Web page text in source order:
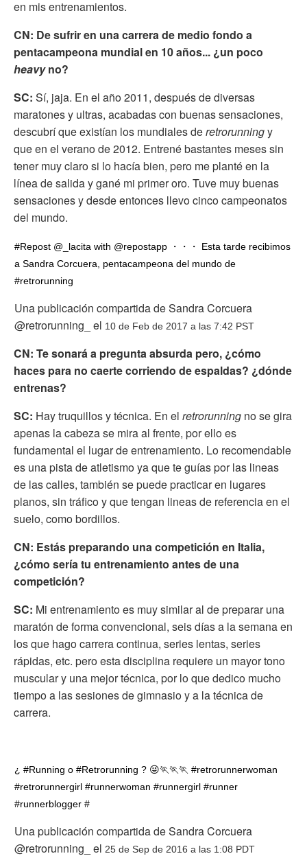
en mis entrenamientos.
CN: De sufrir en una carrera de medio fondo a
pentacampeona mundial en 10 años... ¿un poco
heavyno?
SC: Sí, jaja. En el año 2011, después de diversas
maratones y ultras, acabadas con buenas sensaciones,
descubrí que existían los mundiales deretrorunningy
que en el verano de 2012. Entrené bastantes meses sin
tener muy claro si lo hacía bien, pero me planté en la
línea de salida y gané mi primer oro. Tuve muy buenas
sensaciones y desde entonces llevo cinco campeonatos
del mundo.
#Repost @_lacita with @repostapp ・・・ Esta tarde recibimos
a Sandra Corcuera, pentacampeona del mundo de
#retrorunning
Una publicación compartida de Sandra Corcuera
@retrorunning_ el 10 de Feb de 2017 a las 7:42 PST
CN: Te sonará a pregunta absurda pero, ¿cómo
haces para no caerte corriendo de espaldas? ¿dónde
entrenas?
SC: Hay truquillos y técnica. En el retrorunning no se gira
apenas la cabeza se mira al frente, por ello es
fundamental el lugar de entrenamiento. Lo recomendable
es una pista de atletismo ya que te guías por las lineas
de las calles, también se puede practicar en lugares
planos, sin tráfico y que tengan lineas de referencia en el
suelo, como bordillos.
CN: Estás preparando una competición en Italia,
¿cómo sería tu entrenamiento antes de una
competición?
SC: Mi entrenamiento es muy similar al de preparar una
maratón de forma convencional, seis días a la semana en
los que hago carrera continua, series lentas, series
rápidas, etc. pero esta disciplina requiere un mayor tono
muscular y una mejor técnica, por lo que dedico mucho
tiempo a las sesiones de gimnasio y a la técnica de
carrera.
¿ #Running o #Retrorunning ? 😜🏃🏃🏃 #retrorunnerwoman
#retrorunnergirl #runnerwoman #runnergirl #runner
#runnerblogger #
Una publicación compartida de Sandra Corcuera
@retrorunning_ el 25 de Sep de 2016 a las 1:08 PDT